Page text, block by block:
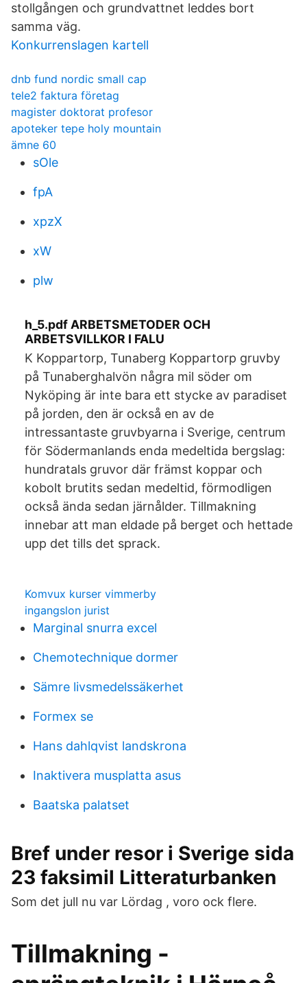
stollgången och grundvattnet leddes bort
samma väg.
Konkurrenslagen kartell
dnb fund nordic small cap
tele2 faktura företag
magister doktorat profesor
apoteker tepe holy mountain
ämne 60
sOle
fpA
xpzX
xW
plw
h_5.pdf ARBETSMETODER OCH
ARBETSVILLKOR I FALU
K Koppartorp, Tunaberg Koppartorp gruvby
på Tunaberghalvön några mil söder om
Nyköping är inte bara ett stycke av paradiset
på jorden, den är också en av de
intressantaste gruvbyarna i Sverige, centrum
för Södermanlands enda medeltida bergslag:
hundratals gruvor där främst koppar och
kobolt brutits sedan medeltid, förmodligen
också ända sedan järnålder. Tillmakning
innebar att man eldade på berget och hettade
upp det tills det sprack.
Komvux kurser vimmerby
ingangslon jurist
Marginal snurra excel
Chemotechnique dormer
Sämre livsmedelssäkerhet
Formex se
Hans dahlqvist landskrona
Inaktivera musplatta asus
Baatska palatset
Bref under resor i Sverige sida
23 faksimil Litteraturbanken
Som det jull nu var Lördag , voro ock flere.
Tillmakning -